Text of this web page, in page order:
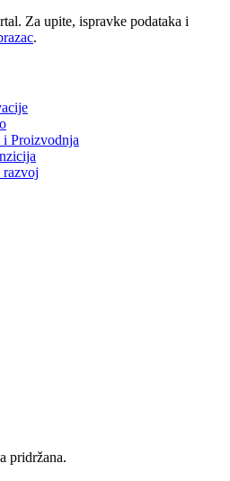
Za upite, ispravke podataka i
.
i Proizvodnja
pridržana.